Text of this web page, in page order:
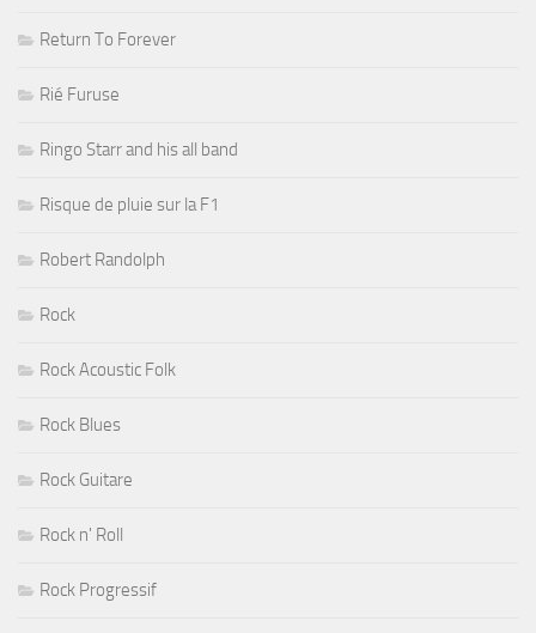
Return To Forever
Rié Furuse
Ringo Starr and his all band
Risque de pluie sur la F1
Robert Randolph
Rock
Rock Acoustic Folk
Rock Blues
Rock Guitare
Rock n' Roll
Rock Progressif